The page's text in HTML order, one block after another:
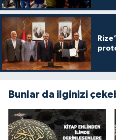
Bunlar da ilginizi
Eskişehir Müftülüğü
Gaziantep Müftülüğü
Giresun Müftülüğü
Hatay Müftülüğü